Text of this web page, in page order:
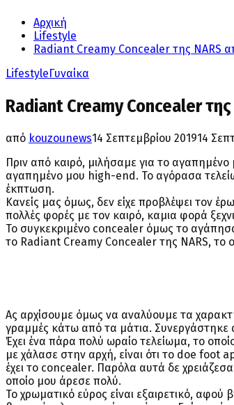
Αρχική
Lifestyle
Radiant Creamy Concealer της NARS
LifestyleΓυναίκα
Radiant Creamy Concealer της
από kouzounews14 Σεπτεμβρίου 201914
Πριν από καιρό, μιλήσαμε για το
αγαπημένο μου high-end. Το αγόρασα
έκπτωση.
Κανείς μας όμως, δεν είχε προβλέψει τον
πολλές φορές με τον καιρό, καμια φορά
Το συγκεκριμένο concealer όμως το
το Radiant Creamy Concealer της NARS, το
Ας αρχίσουμε όμως να αναλύουμε τα
γραμμές κάτω από τα μάτια. Συνεργάστηκε
Έχει ένα πάρα πολύ ωραίο τελείωμα, το
με χάλασε στην αρχή, είναι ότι το doe foot
έχει το concealer. Παρόλα αυτά δε
οποίο μου άρεσε πολύ.
Το χρωματικό εύρος είναι εξαιρετικό,